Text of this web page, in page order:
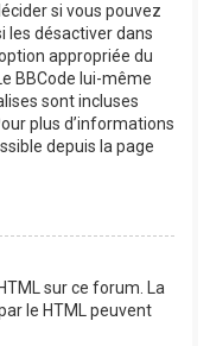
si vous pouvez
les désactiver dans
appropriée du
BBCode lui-même
sont incluses
plus d’informations
depuis la page
sur ce forum. La
le HTML peuvent